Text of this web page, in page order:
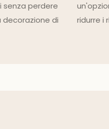
senza perdere
di
ridurre i